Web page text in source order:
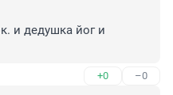
и дедушка йог и
+0 –0